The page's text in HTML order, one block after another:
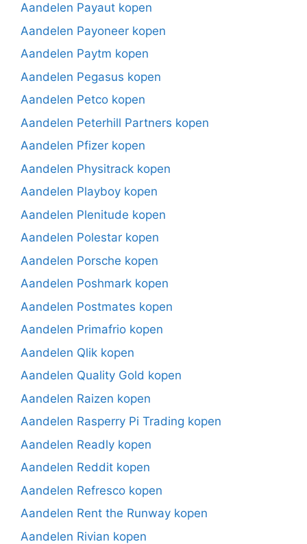
Aandelen Payaut kopen
Aandelen Payoneer kopen
Aandelen Paytm kopen
Aandelen Pegasus kopen
Aandelen Petco kopen
Aandelen Peterhill Partners kopen
Aandelen Pfizer kopen
Aandelen Physitrack kopen
Aandelen Playboy kopen
Aandelen Plenitude kopen
Aandelen Polestar kopen
Aandelen Porsche kopen
Aandelen Poshmark kopen
Aandelen Postmates kopen
Aandelen Primafrio kopen
Aandelen Qlik kopen
Aandelen Quality Gold kopen
Aandelen Raizen kopen
Aandelen Rasperry Pi Trading kopen
Aandelen Readly kopen
Aandelen Reddit kopen
Aandelen Refresco kopen
Aandelen Rent the Runway kopen
Aandelen Rivian kopen